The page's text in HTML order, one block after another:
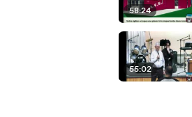
58:24
55:02